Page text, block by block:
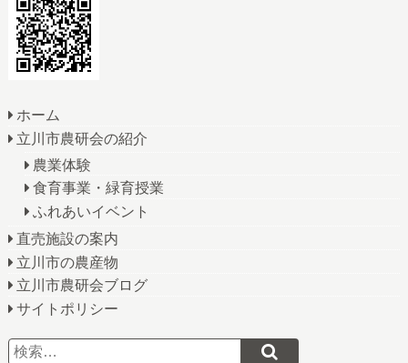
ホーム
立川市農研会の紹介
農業体験
食育事業・緑育授業
ふれあいイベント
直売施設の案内
立川市の農産物
立川市農研会ブログ
サイトポリシー